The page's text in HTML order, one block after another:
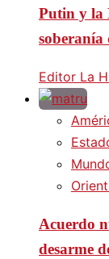
Putin y la
soberanía
Editor La
Acuerdo
desarme